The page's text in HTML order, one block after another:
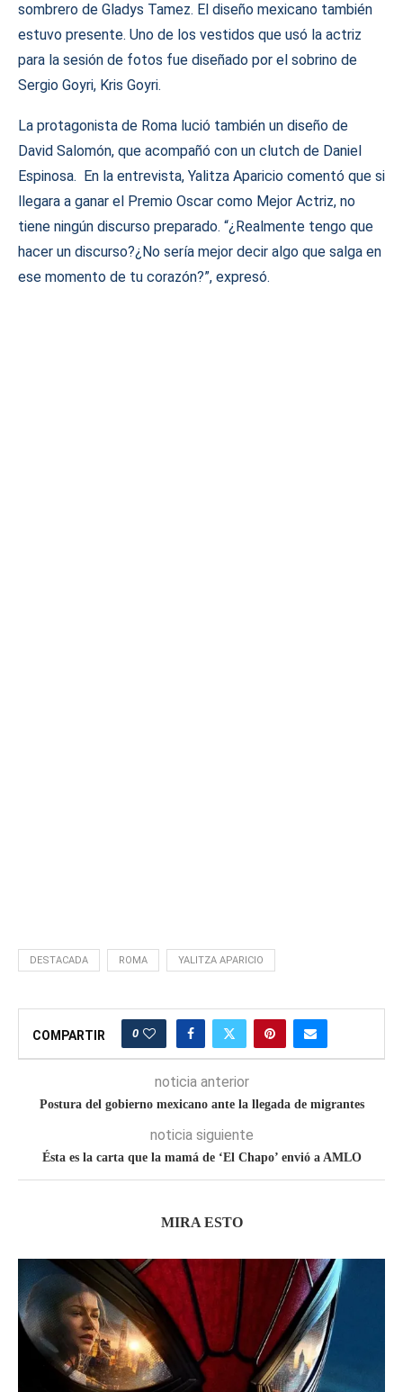
sombrero de Gladys Tamez. El diseño mexicano también
estuvo presente. Uno de los vestidos que usó la actriz
para la sesión de fotos fue diseñado por el sobrino de
Sergio Goyri, Kris Goyri.
La protagonista de Roma lució también un diseño de
David Salomón, que acompañó con un clutch de Daniel
Espinosa. En la entrevista, Yalitza Aparicio comentó que si
llegara a ganar el Premio Oscar como Mejor Actriz, no
tiene ningún discurso preparado. “¿Realmente tengo que
hacer un discurso?¿No sería mejor decir algo que salga en
ese momento de tu corazón?”, expresó.
DESTACADA ROMA YALITZA APARICIO
COMPARTIR 0
noticia anterior
Postura del gobierno mexicano ante la llegada de migrantes
noticia siguiente
Ésta es la carta que la mamá de ‘El Chapo’ envió a AMLO
MIRA ESTO